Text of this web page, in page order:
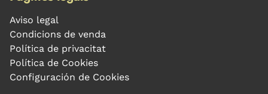
Aviso legal
Condicions de venda
Política de privacitat
Política de Cookies
Configuración de Cookies